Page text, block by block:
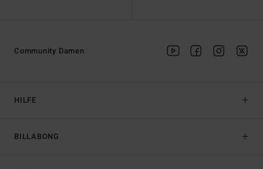
HILFE
BILLABONG
Community Damen